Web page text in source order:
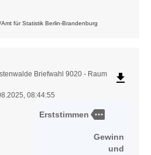
für Statistik Berlin-Brandenburg
Briefwahl 9020 - Raum
08:44:55
file_download
Erststimmen more
Gewinn
und